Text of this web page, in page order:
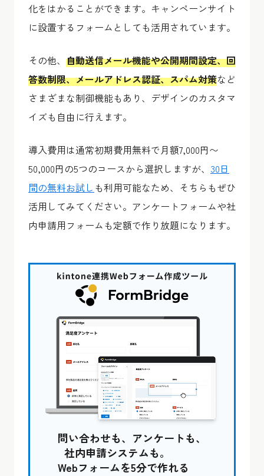
化をはかることができます。キャンペーンサイト
に設置するフォームとしても活用されています。
その他、 自動送信メール機能や公開期間設定、回
答数制限、メールアドレス認証、スパム対策など
さまざまな制御機能もあり、デザインのカスタマ
イズも自由に行えます。
導入費用は通常初期費用無料で月額7,000円〜
50,000円の5つのコースから選択しますが、 30日
間の無料お試し も利用可能なため、そちらもぜひ
活用してみてください。アンケートフォームや社
内申請用フォームも定額で作り放題になります。
問い合わせも、アンケートも、
社内申請システムも。
Webフォームを5分で作れる